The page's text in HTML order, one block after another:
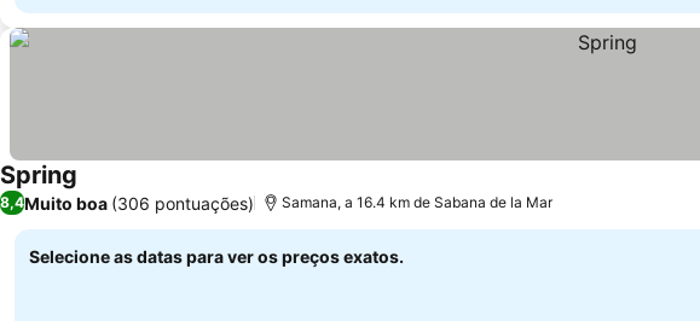
Spring
8,4Muito boa (306 pontuações) Samana, a 16.4 km de Sabana de la Mar
Selecione as datas para ver os preços exatos.